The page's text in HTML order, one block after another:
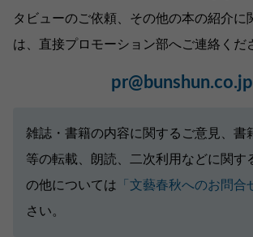
タビューのご依頼、その他の本の紹介に
は、直接プロモーション部へご連絡くだ
pr@bunshun.co.jp
雑誌・書籍の内容に関するご意見、書
等の転載、朗読、二次利用などに関す
の他については 「文藝春秋へのお問合
さい。